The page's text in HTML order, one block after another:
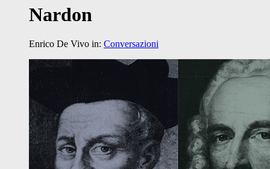
Nardon
Enrico De Vivo in: Conversazioni